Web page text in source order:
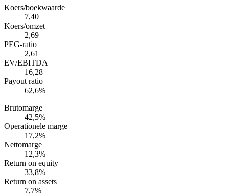
Koers/boekwaarde
7,40
Koers/omzet
2,69
PEG-ratio
2,61
EV/EBITDA
16,28
Payout ratio
62,6%
Brutomarge
42,5%
Operationele marge
17,2%
Nettomarge
12,3%
Return on equity
33,8%
Return on assets
7,7%